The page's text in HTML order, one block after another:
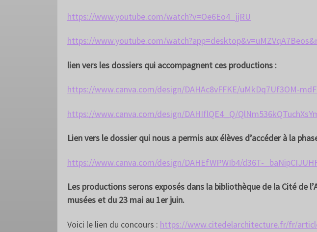
https://www.youtube.com/watch?v=Oe6Eo4_jjRU
https://www.youtube.com/
lien vers les dossiers qui accompagnent ces productions :
https://www.canva.com/design/DAHAc8vFFKE/uMkDq7Uf3OM-
https://www.canva.com/design/DAHIflQE4_Q/
Lien vers le dossier qui nous a permis aux élèves d’accéder à la
https://www.canva.com/design/DAHEfWPWIb4/d36T-
Les productions serons exposés dans la bibliothèque de la Cité de
musées et du 23 mai au 1er juin.
Voici le lien du concours : https://www.citedelarchitecture.fr/fr/